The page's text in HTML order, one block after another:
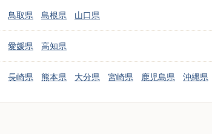
鳥取県 島根県 山口県
愛媛県 高知県
長崎県 熊本県 大分県 宮崎県 鹿児島県 沖縄県